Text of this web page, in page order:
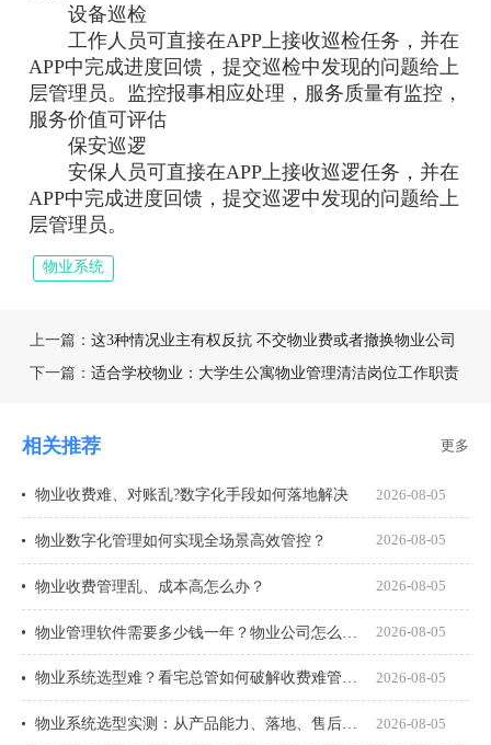
设备巡检
工作人员可直接在APP上接收巡检任务，并在
APP中完成进度回馈，提交巡检中发现的问题给上
层管理员。监控报事相应处理，服务质量有监控，
服务价值可评估
保安巡逻
安保人员可直接在APP上接收巡逻任务，并在
APP中完成进度回馈，提交巡逻中发现的问题给上
层管理员。
物业系统
上一篇： 这3种情况业主有权反抗 不交物业费或者撤换物业公司
下一篇： 适合学校物业：大学生公寓物业管理清洁岗位工作职责
相关推荐 更多
物业收费难、对账乱?数字化手段如何落地解决 2026-08-05
物业数字化管理如何实现全场景高效管控？ 2026-08-05
物业收费管理乱、成本高怎么办？ 2026-08-05
2026-08-05
物业系统选型难？看宅总管如何破解收费难管理乱 2026-08-05
2026-08-05